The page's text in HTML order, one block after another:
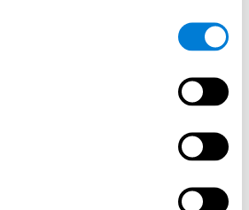
de manière efficace, comme lorsque
ce que dit le professeur ou lorsque
cognitives
Pendant cet exercice mental, il sera